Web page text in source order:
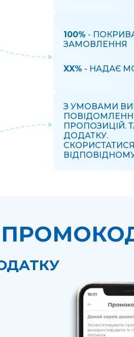
100% -
ЗАМОВЛЕННЯ
XX% - НАДАЄ
З УМОВАМИ
ПРОПОЗИЦІЙ.
ДОДАТКУ.